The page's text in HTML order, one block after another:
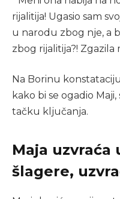
rijalitija! Ugasio sam
u narodu zbog nje, a
zbog rijalitija?! Zgazila
Na Borinu
kako bi se ogadio
tačku ključanja.
Maja uzvraća
šlagere,